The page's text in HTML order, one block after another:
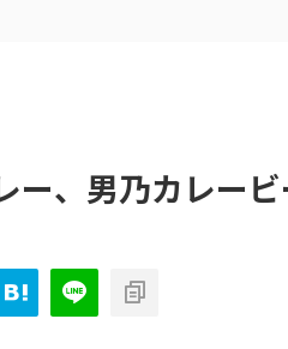
ー、男乃カレービ